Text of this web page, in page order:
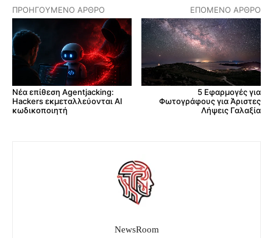
ΠΡΟΗΓΟΎΜΕΝΟ ΆΡΘΡΟ
Νέα επίθεση Agentjacking:
Hackers εκμεταλλεύονται AI
κωδικοποιητή
ΕΠΌΜΕΝΟ ΆΡΘΡΟ
5 Εφαρμογές για
Φωτογράφους για Άριστες
Λήψεις Γαλαξία
NewsRoom